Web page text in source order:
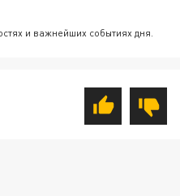
и важнейших событиях дня.